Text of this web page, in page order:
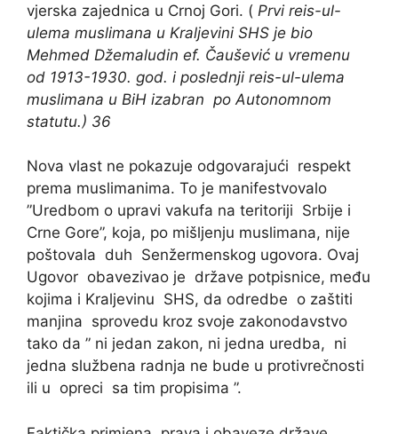
vjerska zajednica u Crnoj Gori. ( Prvi reis-ul-
ulema muslimana u Kraljevini SHS je bio
Mehmed Džemaludin ef. Čaušević u vremenu
od 1913-1930. god. i poslednji reis-ul-ulema
muslimana u BiH izabran po Autonomnom
statutu.) 36
Nova vlast ne pokazuje odgovarajući respekt
prema muslimanima. To je manifestvovalo
”Uredbom o upravi vakufa na teritoriji Srbije i
Crne Gore”, koja, po mišljenju muslimana, nije
poštovala duh Senžermenskog ugovora. Ovaj
Ugovor obavezivao je države potpisnice, među
kojima i Kraljevinu SHS, da odredbe o zaštiti
manjina sprovedu kroz svoje zakonodavstvo
tako da ” ni jedan zakon, ni jedna uredba, ni
jedna službena radnja ne bude u protivrečnosti
ili u opreci sa tim propisima ”.